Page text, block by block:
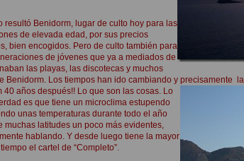
resultó Benidorm, lugar de culto hoy para las
de elevada edad, por sus precios
bien encogidos. Pero de culto también para
de jóvenes que ya a mediados de
las playas, las discotecas y muchos
Benidorm. Los tiempos han ido cambiando y precisamente
40 años después!! Lo que son las cosas. Lo
es que tiene un microclima estupendo
unas temperaturas durante todo el año
muchas latitudes un poco más evidentes,
hablando. Y desde luego tiene la mayor
el cartel de “Completo”.